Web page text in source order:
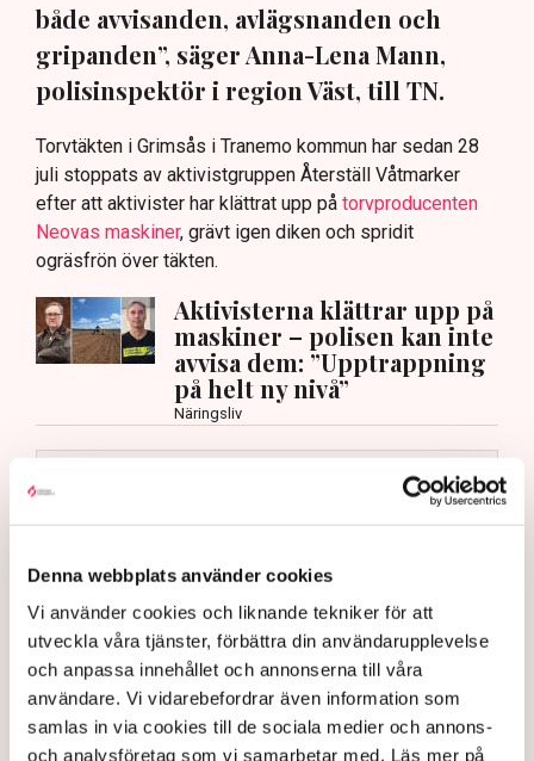
Denna webbplats använder cookies
Vi använder cookies och liknande tekniker för att
utveckla våra tjänster, förbättra din användarupplevelse
och anpassa innehållet och annonserna till våra
användare. Vi vidarebefordrar även information som
samlas in via cookies till de sociala medier och annons-
och analysföretag som vi samarbetar med. Läs mer på
både avvisanden, avlägsnanden och
gripanden”, säger Anna-Lena Mann,
polisinspektör i region Väst, till TN.
Torvtäkten i Grimsås i Tranemo kommun har sedan 28
juli stoppats av aktivistgruppen Återställ Våtmarker
efter att aktivister har klättrat upp på torvproducenten
Neovas maskiner, grävt igen diken och spridit
ogräsfrön över täkten.
Aktivisterna klättrar upp på
maskiner – polisen kan inte
avvisa dem: ”Upptrappning
på helt ny nivå”
Näringsliv
Torvtäkten i Grimsås har stoppats av aktivister
Polisen kritiseras för bristande agerande vid
aktionerna.
Polisinspektör Anna-Lena Mann förklarar polisens
agerande på plats.
40 personer misstänks med cirka 120
brottsmisstankar kopplade.
Läs mer